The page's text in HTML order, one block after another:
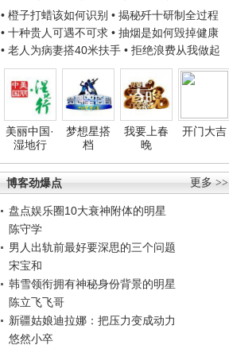
• 橙子打蜡该如何识别 • 揭秘歼十研制全过程
• 十种贵人可遇不可求 • 抽烟是如何毁掉健康
• 老人为病妻搭40米扶手 • 拒绝浪费从我做起
美丽中国·
湿地行
梦想星搭
档
我要上春
晚
开门大吉
更多 >>
博客劲爆点
盘点娱乐圈10大衰神附体的明星
陈守学
男人出轨前最好要深思的三个问题
宋宝和
韩雪领衔拥有神秘身份背景的明星
陈立飞飞哥
新疆姑娘迪拉娜：把压力变成动力
悠然小卒